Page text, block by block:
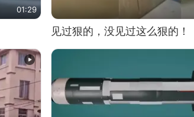
01:29
见过狠的，没见过这么狠的！